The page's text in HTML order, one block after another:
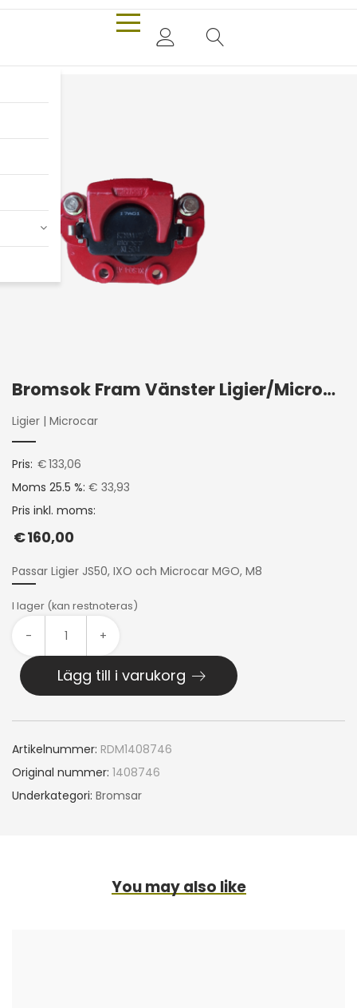
Bromsok Fram Vänster Ligier/Microcar
Ligier | Microcar
Pris: €133,06
Moms 25.5 %: € 33,93
Pris inkl. moms:
€160,00
Passar Ligier JS50, IXO och Microcar MGO, M8
I lager (kan restnoteras)
- +
Lägg till i varukorg
Artikelnummer: RDM1408746
Original nummer: 1408746
Underkategori: Bromsar
You may also like